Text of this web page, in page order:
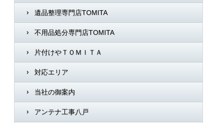
遺品整理専門店TOMITA
不用品処分専門店TOMITA
片付けやＴＯＭＩＴＡ
対応エリア
当社の御案内
アンテナ工事八戸